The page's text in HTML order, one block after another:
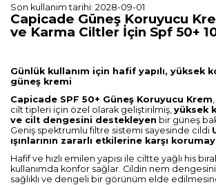
Son kullanım tarihi: 2028-09-01
Capicade Güneş Koruyucu
ve Karma Ciltler İçin Spf 50+
Günlük kullanım için hafif yapılı, yüksek
güneş kremi
Capicade SPF 50+ Güneş Koruyucu Krem
cilt tipleri için özel olarak geliştirilmiş, yüksek
ve cilt dengesini destekleyen bir güneş
Geniş spektrumlu filtre sistemi sayesinde cildi
ışınlarının zararlı etkilerine karşı
Hafif ve hızlı emilen yapısı ile ciltte yağlı his
kullanımda konfor sağlar. Cildin nem
sağlıklı ve dengeli bir görünüm elde